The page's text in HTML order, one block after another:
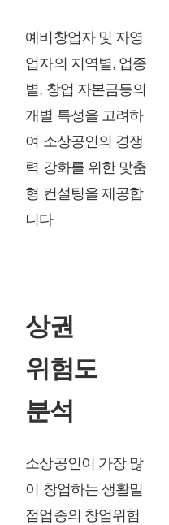
예비창업자 및 자영
업자의 지역별, 업종
별, 창업 자본금등의
개별 특성을 고려하
여 소상공인의 경쟁
력 강화를 위한 맟춤
형 컨설팅을 제공합
니다
상권
위험도
분석
소상공인이 가장 많
이 창업하는 생활밀
접업종의 창업위험